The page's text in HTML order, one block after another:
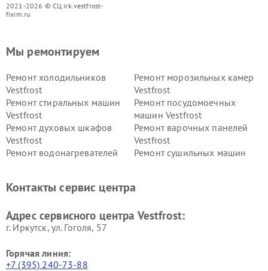
2021-2026 © СЦ irk.vestfrost-
fixim.ru
Мы ремонтируем
Ремонт холодильников
Vestfrost
Ремонт морозильных камер
Vestfrost
Ремонт стиральных машин
Vestfrost
Ремонт посудомоечных
машин Vestfrost
Ремонт духовых шкафов
Vestfrost
Ремонт варочных панелей
Vestfrost
Ремонт водонагревателей
Ремонт сушильных машин
Vestfrost
Контакты сервис центра
Адрес сервисного центра Vestfrost:
г. Иркутск, ул. ​Гоголя, 57
Горячая линия:
+7 (395) 240-73-88